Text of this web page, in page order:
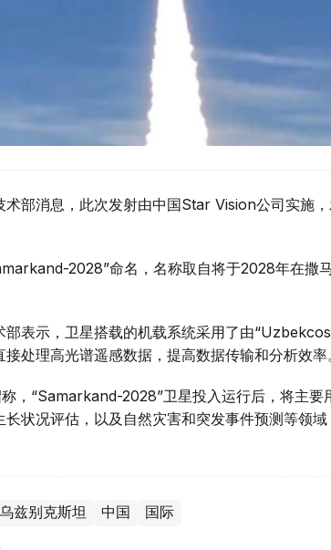
术部消息，此次发射由中国Star Vision公司实施
2028”命名，名称取自将于2028年在撒
部表示，卫星搭载的机载系统采用了由
处理高光谱遥感数据，提高数据传输和分析效率
，“Samarkand-2028”卫星投入运行后，将主要
状况评估，以及自然灾害和突发事件预测等领
乌兹别克斯坦 中国 国际